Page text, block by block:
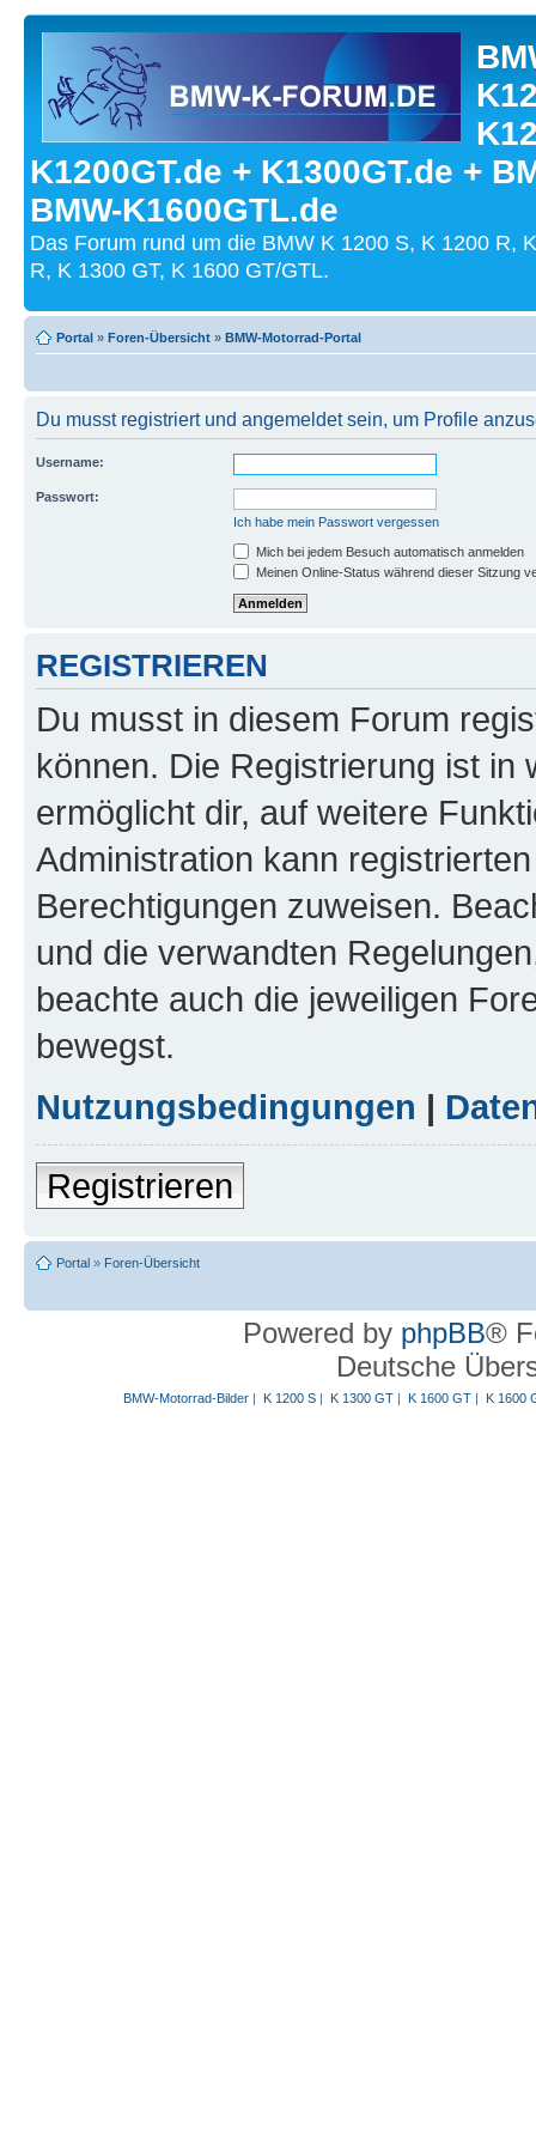
K1200GT.de + K1300GT.de +
BMW-K1600GTL.de
Das Forum rund um die BMW K 1200 S, K 1200 R,
R, K 1300 GT, K 1600 GT/GTL.
Portal » Foren-Übersicht » BMW-Motorrad-Portal
Du musst registriert und angemeldet sein, um Profile
Username:
Passwort:
Ich habe mein Passwort vergessen
Mich bei jedem Besuch automatisch anmelden
Meinen Online-Status während dieser Sitzung
REGISTRIEREN
Du musst in diesem Forum
können. Die Registrierung ist in
ermöglicht dir, auf weitere
Administration kann
Berechtigungen zuweisen.
und die verwandten
beachte auch die jeweiligen
bewegst.
Nutzungsbedingungen |
Registrieren
Portal » Foren-Übersicht
Powered by phpBB®
Deutsche
BMW-Motorrad-Bilder| K 1200 S| K 1300 GT| K 1600 GT| K 1600